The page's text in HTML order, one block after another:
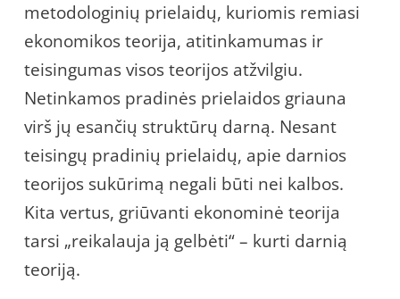
metodologinių prielaidų, kuriomis remiasi
ekonomikos teorija, atitinkamumas ir
teisingumas visos teorijos atžvilgiu.
Netinkamos pradinės prielaidos griauna
virš jų esančių struktūrų darną. Nesant
teisingų pradinių prielaidų, apie darnios
teorijos sukūrimą negali būti nei kalbos.
Kita vertus, griūvanti ekonominė teorija
tarsi „reikalauja ją gelbėti“ – kurti darnią
teoriją.